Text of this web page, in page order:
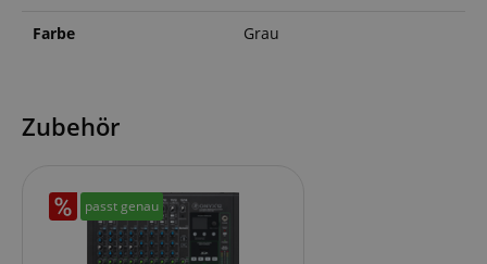
Farbe Grau
Zubehör
passt genau